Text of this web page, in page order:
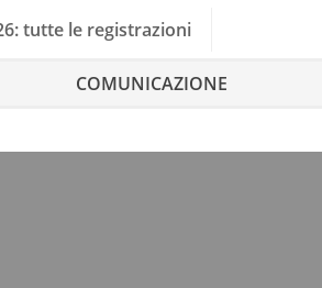
tutte le registrazioni
COMUNICAZIONE